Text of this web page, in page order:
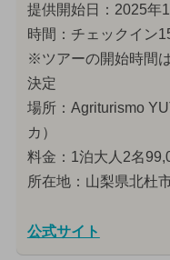
提供開始日：2025年
時間：チェックイン
※ツアーの開始時間
決定
場所：Agriturismo
カ）
料金：1泊大人2名
所在地：山梨県北杜
公式サイト